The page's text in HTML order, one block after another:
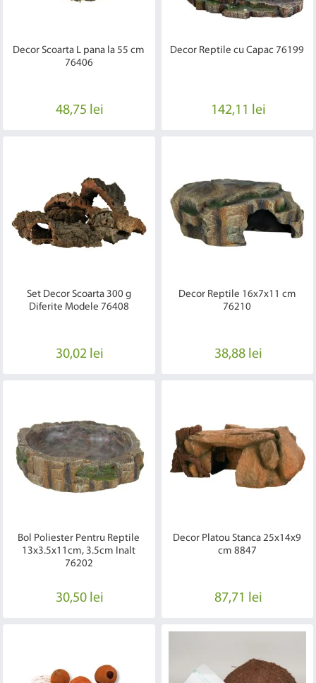
Decor Scoarta L pana la 55 cm
76406
48,75 lei
Decor Reptile cu Capac 76199
142,11 lei
Set Decor Scoarta 300 g
Diferite Modele 76408
30,02 lei
Decor Reptile 16x7x11 cm
76210
38,88 lei
Bol Poliester Pentru Reptile
13x3.5x11cm, 3.5cm Inalt
76202
30,50 lei
Decor Platou Stanca 25x14x9
cm 8847
87,71 lei